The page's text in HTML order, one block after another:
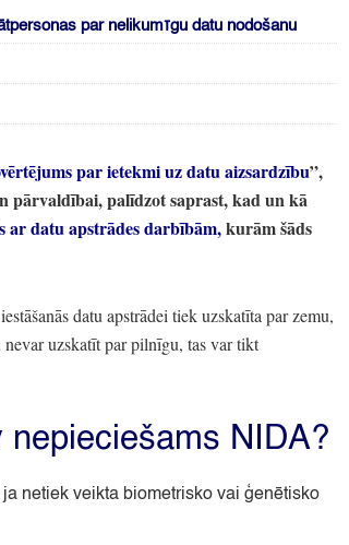
par nelikumīgu datu nodošanu
par ietekmi uz datu aizsardzību”,
pārvaldībai,palīdzot saprast,kad un kā
ar datu apstrādes darbībām,kurām šāds
datu apstrādei tiek uzskatīta par zemu,
nevar uzskatīt par pilnīgu, tas var tikt
NIDA?
ja netiek veikta biometrisko vai ģenētisko